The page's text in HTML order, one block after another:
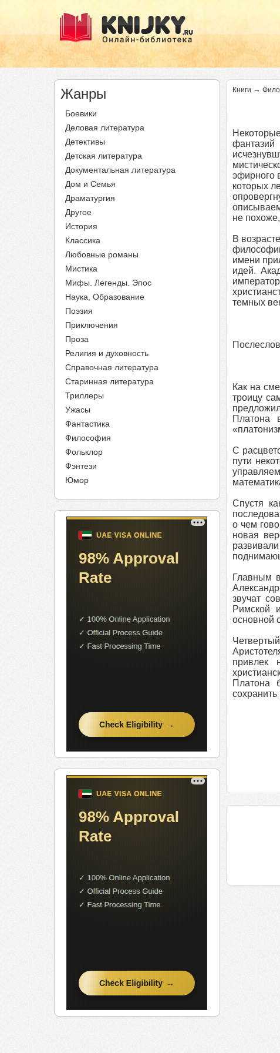
Жанры
Боевики
Деловая литература
Детективы
Детская литература
Документальная литература
Дом и Семья
Драматургия
Другое
История
Классика
Любовные романы
Мистика
Мифы. Легенды. Эпос
Наука, Образование
Поэзия
Приключения
Проза
Религия и духовность
Справочная литература
Старинная литература
Триллеры
Ужасы
Фантастика
Философия
Фольклор
Фэнтези
Юмор
Книги →
фантазий
эфирного
которых
не
В
имени
идей.
темных
Как на
троицу
Платона
С
пути
Спустя
о чем
новая
Главным
звучат
Римской
основной
привлек
Платона
сохранить